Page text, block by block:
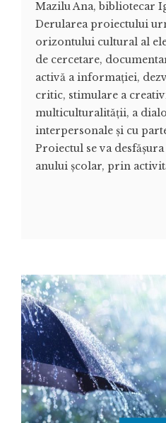
Mazilu Ana, bibliotecar
Derularea proiectului
orizontului cultural al
de cercetare,
activă a informaţiei,
critic, stimulare a
multiculturalităţii, a
interpersonale şi cu
Proiectul se va
anului şcolar, prin